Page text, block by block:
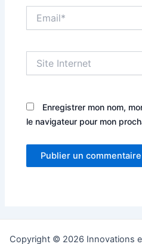
Internet
Enregistrer mon nom,
le navigateur pour mon
Copyright © 2026 Innovations